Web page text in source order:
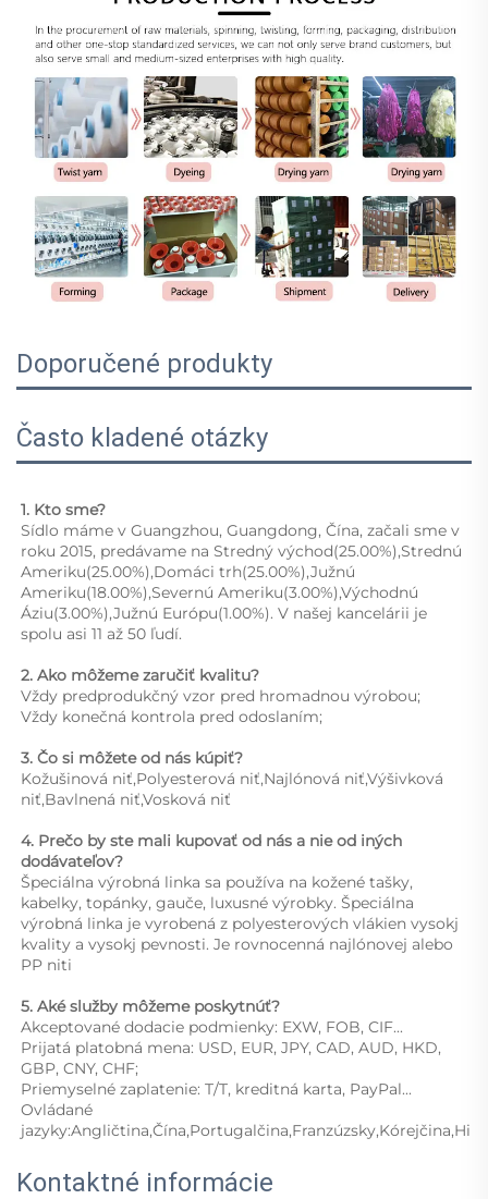
Doporučené produkty
Často kladené otázky
1. Kto sme?
Sídlo máme v Guangzhou, Guangdong, Čína, začali sme v
roku 2015, predávame na Stredný východ(25.00%),Strednú
Ameriku(25.00%),Domáci trh(25.00%),Južnú
Ameriku(18.00%),Severnú Ameriku(3.00%),Východnú
Áziu(3.00%),Južnú Európu(1.00%). V našej kancelárii je
spolu asi 11 až 50 ľudí.
2. Ako môžeme zaručiť kvalitu?
Vždy predprodukčný vzor pred hromadnou výrobou;
Vždy konečná kontrola pred odoslaním;
3. Čo si môžete od nás kúpiť?
Kožušinová niť,Polyesterová niť,Najlónová niť,Výšivková
niť,Bavlnená niť,Vosková niť
4. Prečo by ste mali kupovať od nás a nie od iných
dodávateľov?
Špeciálna výrobná linka sa používa na kožené tašky,
kabelky, topánky, gauče, luxusné výrobky. Špeciálna
výrobná linka je vyrobená z polyesterových vlákien vysokj
kvality a vysokj pevnosti. Je rovnocenná najlónovej alebo
PP niti
5. Aké služby môžeme poskytnúť?
Akceptované dodacie podmienky: EXW, FOB, CIF...
Prijatá platobná mena: USD, EUR, JPY, CAD, AUD, HKD,
GBP, CNY, CHF;
Priemyselné zaplatenie: T/T, kreditná karta, PayPal...
Ovládané
Kontaktné informácie